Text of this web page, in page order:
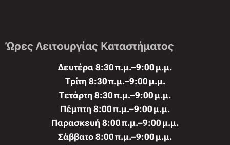
Ώρες Λειτουργίας Καταστήματος
Δευτέρα 8:30 π.μ.–9:00 μ.μ.
Τρίτη 8:30 π.μ.–9:00 μ.μ.
Τετάρτη 8:30 π.μ.–9:00 μ.μ.
Πέμπτη 8:00 π.μ.–9:00 μ.μ.
Παρασκευή 8:00 π.μ.–9:00 μ.μ.
Σάββατο 8:00 π.μ.–9:00 μ.μ.